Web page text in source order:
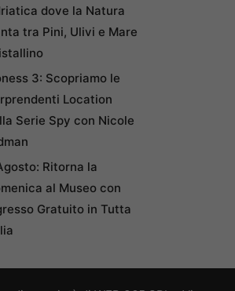
dove la Natura
tra Pini, Ulivi e Mare
3: Scopriamo le
Location
Serie Spy con Nicole
Ritorna la
al Museo con
Gratuito in Tutta